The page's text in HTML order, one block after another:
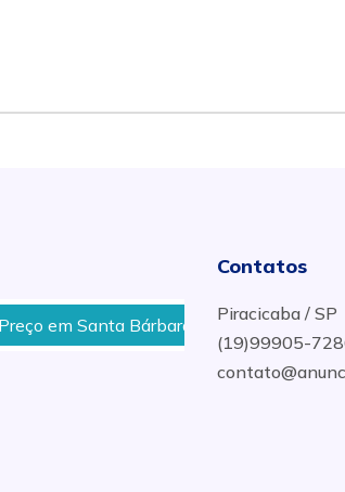
Bárbara d´Oeste Melhor
Contatos
Piracicaba / SP
(19)99905-